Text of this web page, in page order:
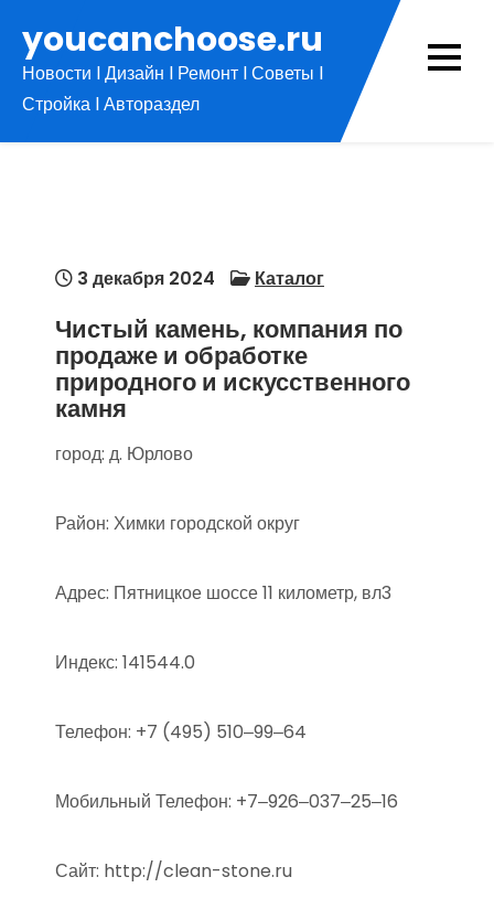
содержимому
youcanchoose.ru
Новости l Дизайн l Ремонт l Советы l
Стройка l Автораздел
3 декабря 2024 Каталог
Чистый камень, компания по
продаже и обработке
природного и искусственного
камня
город: д. Юрлово
Район: Химки городской округ
Адрес: Пятницкое шоссе 11 километр, вл3
Индекс: 141544.0
Телефон: +7 (495) 510‒99‒64
Мобильный Телефон: +7‒926‒037‒25‒16
Сайт: http://clean-stone.ru